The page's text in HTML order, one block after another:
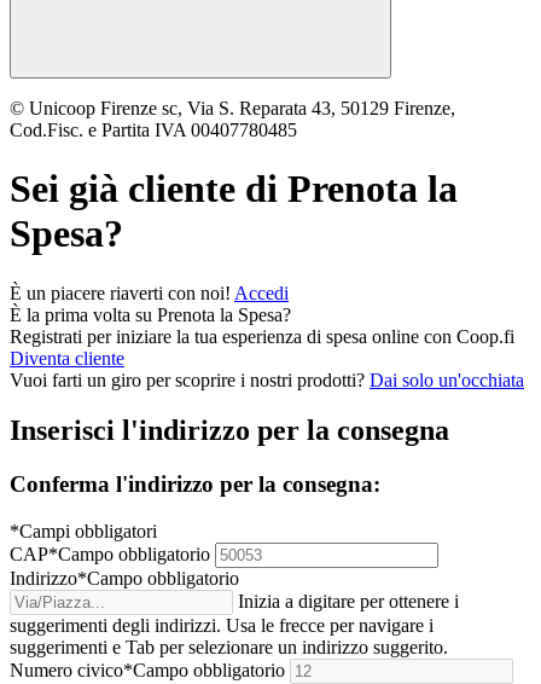
© Unicoop Firenze sc, Via S. Reparata 43, 50129 Firenze,
Cod.Fisc. e Partita IVA 00407780485
Sei già cliente di Prenota la
Spesa?
È un piacere riaverti con noi! Accedi
È la prima volta su Prenota la Spesa?
Registrati per iniziare la tua esperienza di spesa online con Coop.fi
Diventa cliente
Vuoi farti un giro per scoprire i nostri prodotti? Dai solo un'occhiata
Inserisci l'indirizzo per la consegna
Conferma l'indirizzo per la consegna:
*Campi obbligatori
CAP*Campo obbligatorio
Indirizzo*Campo obbligatorio
Inizia a digitare per ottenere i
suggerimenti degli indirizzi. Usa le frecce per navigare i
suggerimenti e Tab per selezionare un indirizzo suggerito.
Numero civico*Campo obbligatorio